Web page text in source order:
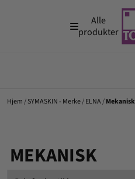
Alle
produkter
Hjem/SYMASKIN - Merke/ELNA/Mekanisk
MEKANISK